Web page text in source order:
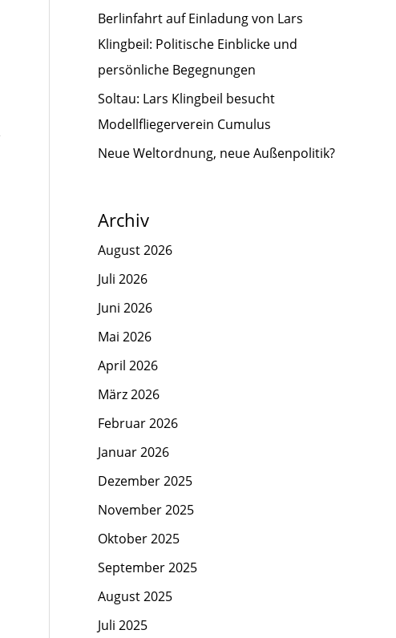
Berlinfahrt auf Einladung von Lars
Klingbeil: Politische Einblicke und
persönliche Begegnungen
Soltau: Lars Klingbeil besucht
Modellfliegerverein Cumulus
Neue Weltordnung, neue Außenpolitik?
Archiv
August 2026
Juli 2026
Juni 2026
Mai 2026
April 2026
März 2026
Februar 2026
Januar 2026
Dezember 2025
November 2025
Oktober 2025
September 2025
August 2025
Juli 2025